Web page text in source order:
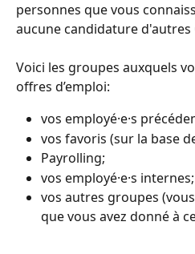
personnes que vous
aucune candidature d'autres
Voici les groupes auxquels
offres d’emploi:
vos employé·e·s
vos favoris (sur la base
Payrolling;
vos employé·e·s internes;
vos autres groupes
que vous avez donné à